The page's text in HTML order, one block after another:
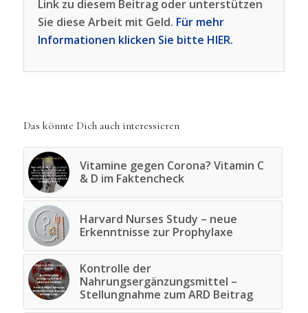
Link zu diesem Beitrag oder unterstützen
Sie diese Arbeit mit Geld. Für mehr
Informationen klicken Sie bitte HIER.
Das könnte Dich auch interessieren
Vitamine gegen Corona? Vitamin C
& D im Faktencheck
Harvard Nurses Study – neue
Erkenntnisse zur Prophylaxe
Kontrolle der
Nahrungsergänzungsmittel –
Stellungnahme zum ARD Beitrag